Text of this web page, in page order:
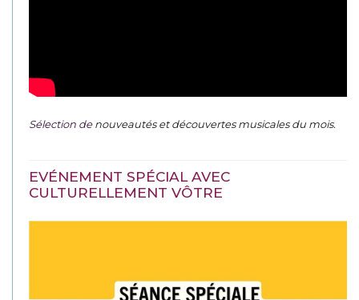
Sélection denouveautés et découvertes musicales du mois.
EVÉNEMENT SPÉCIAL AVEC
CULTURELLEMENT VÔTRE